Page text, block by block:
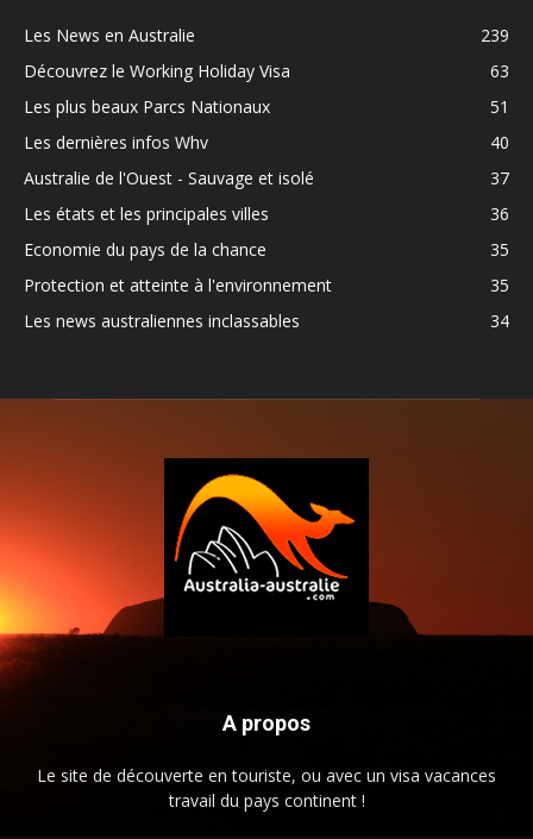
Les News en Australie
239
Découvrez le Working Holiday Visa
63
Les plus beaux Parcs Nationaux
51
Les dernières infos Whv
40
Australie de l'Ouest - Sauvage et isolé
37
Les états et les principales villes
36
Economie du pays de la chance
35
Protection et atteinte à l'environnement
35
Les news australiennes inclassables
34
A propos
Le site de découverte en touriste, ou avec un visa vacances
travail du pays continent !